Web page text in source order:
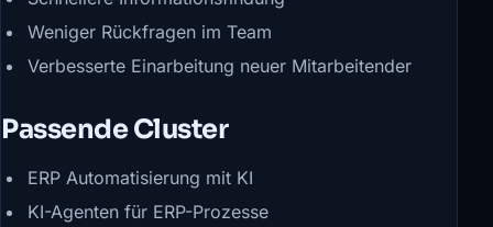
Weniger Rückfragen im Team
Verbesserte Einarbeitung neuer Mitarbeitender
Passende Cluster
ERP Automatisierung mit KI
KI-Agenten für ERP-Prozesse